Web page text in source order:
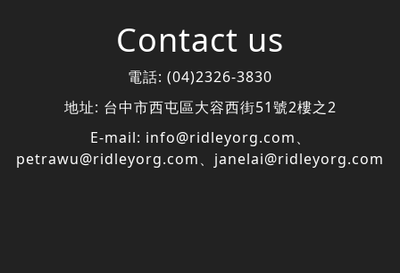
Contact us
電話: (04)2326-3830
地址: 台中市西屯區大容西街51號2樓之2
E-mail: info@ridleyorg.com、
petrawu@ridleyorg.com、 janelai@ridleyorg.com